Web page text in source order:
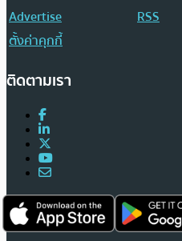
Advertise
RSS
ตั้งค่าคุกกี้
ติดตามเรา